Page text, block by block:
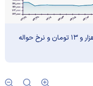
نرخ حواله دلار در مرکز مبادله ایران ۱۴۸ هزار و ۱۳ تومان و نرخ حواله